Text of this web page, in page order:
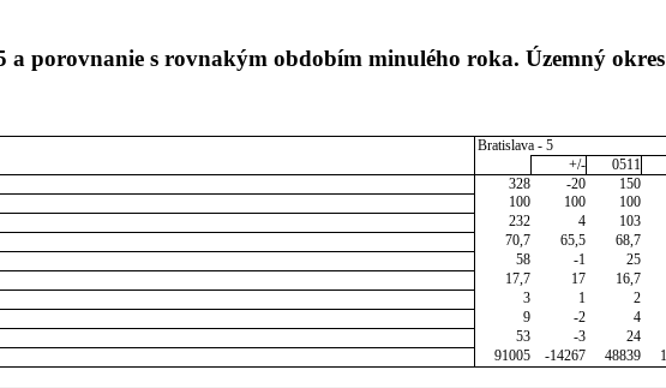
a porovnanie s rovnakým obdobím minulého roka. Územný
Bratislava - 5
+/-
0511
328 -20 150
100 100 100
232 4 103
70,7 65,5 68,7
58 -1 25
17,7 17 16,7
3 1 2
9 -2 4
53 -3 24
91005 -14267 48839